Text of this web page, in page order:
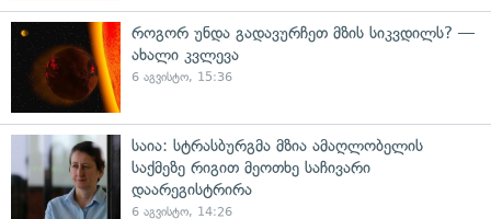
როგორ უნდა გადავურჩეთ მზის სიკვდილს? —
ახალი კვლევა
6 აგვისტო, 15:36
საია: სტრასბურგმა მზია ამაღლობელის
საქმეზე რიგით მეოთხე საჩივარი
დაარეგისტრირა
6 აგვისტო, 14:26